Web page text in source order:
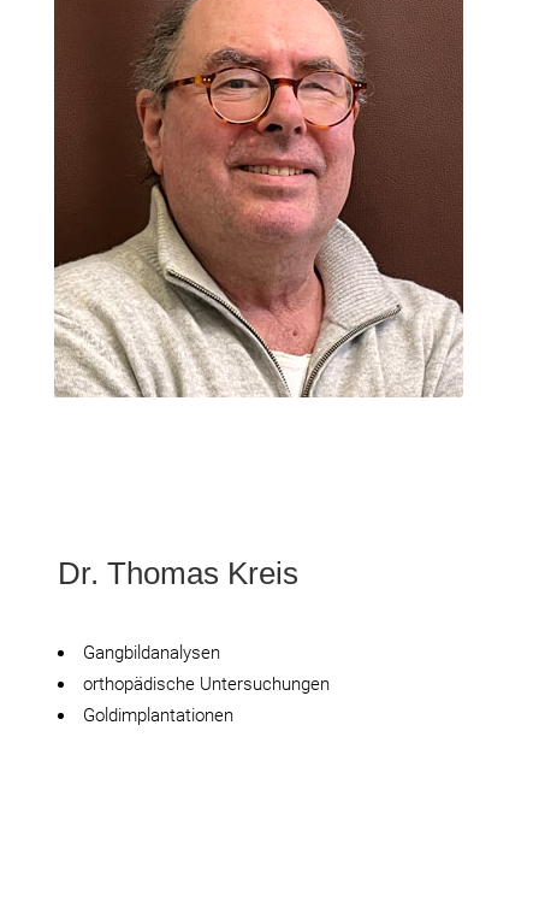
Dr. Thomas Kreis
Gangbildanalysen
orthopädische Untersuchungen
Goldimplantationen